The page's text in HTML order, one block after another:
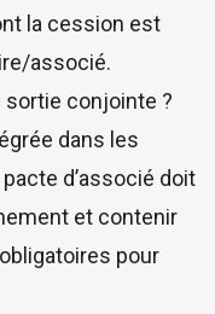
la cession est
associé.
sortie conjointe ?
dans les
d’associé doit
et contenir
pour